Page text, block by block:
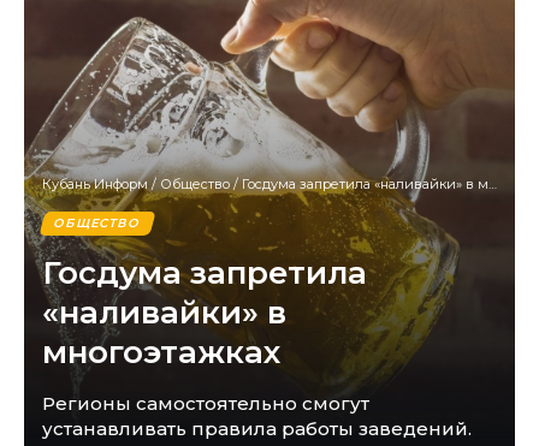
Кубань Информ/ Общество/Госдума запретила «наливайки» в многоэтажках
ОБЩЕСТВО
Госдума запретила
«наливайки» в
многоэтажках
Регионы самостоятельно смогут
устанавливать правила работы заведений.